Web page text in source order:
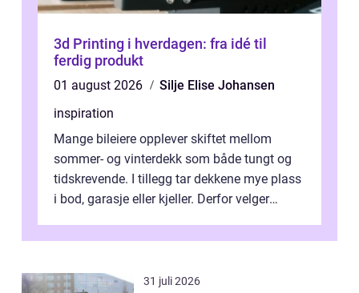
3d Printing i hverdagen: fra idé til
ferdig produkt
01 august 2026
Silje Elise Johansen
inspiration
Mange bileiere opplever skiftet mellom
sommer- og vinterdekk som både tungt og
tidskrevende. I tillegg tar dekkene mye plass
i bod, garasje eller kjeller. Derfor velger
31 juli 2026